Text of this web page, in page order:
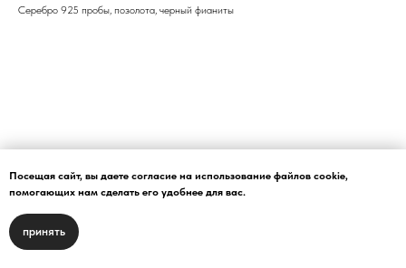
Серебро 925 пробы, позолота, черный фианиты
Посещая сайт, вы даете согласие на использование файлов cookie,
помогающих нам сделать его удобнее для вас.
принять